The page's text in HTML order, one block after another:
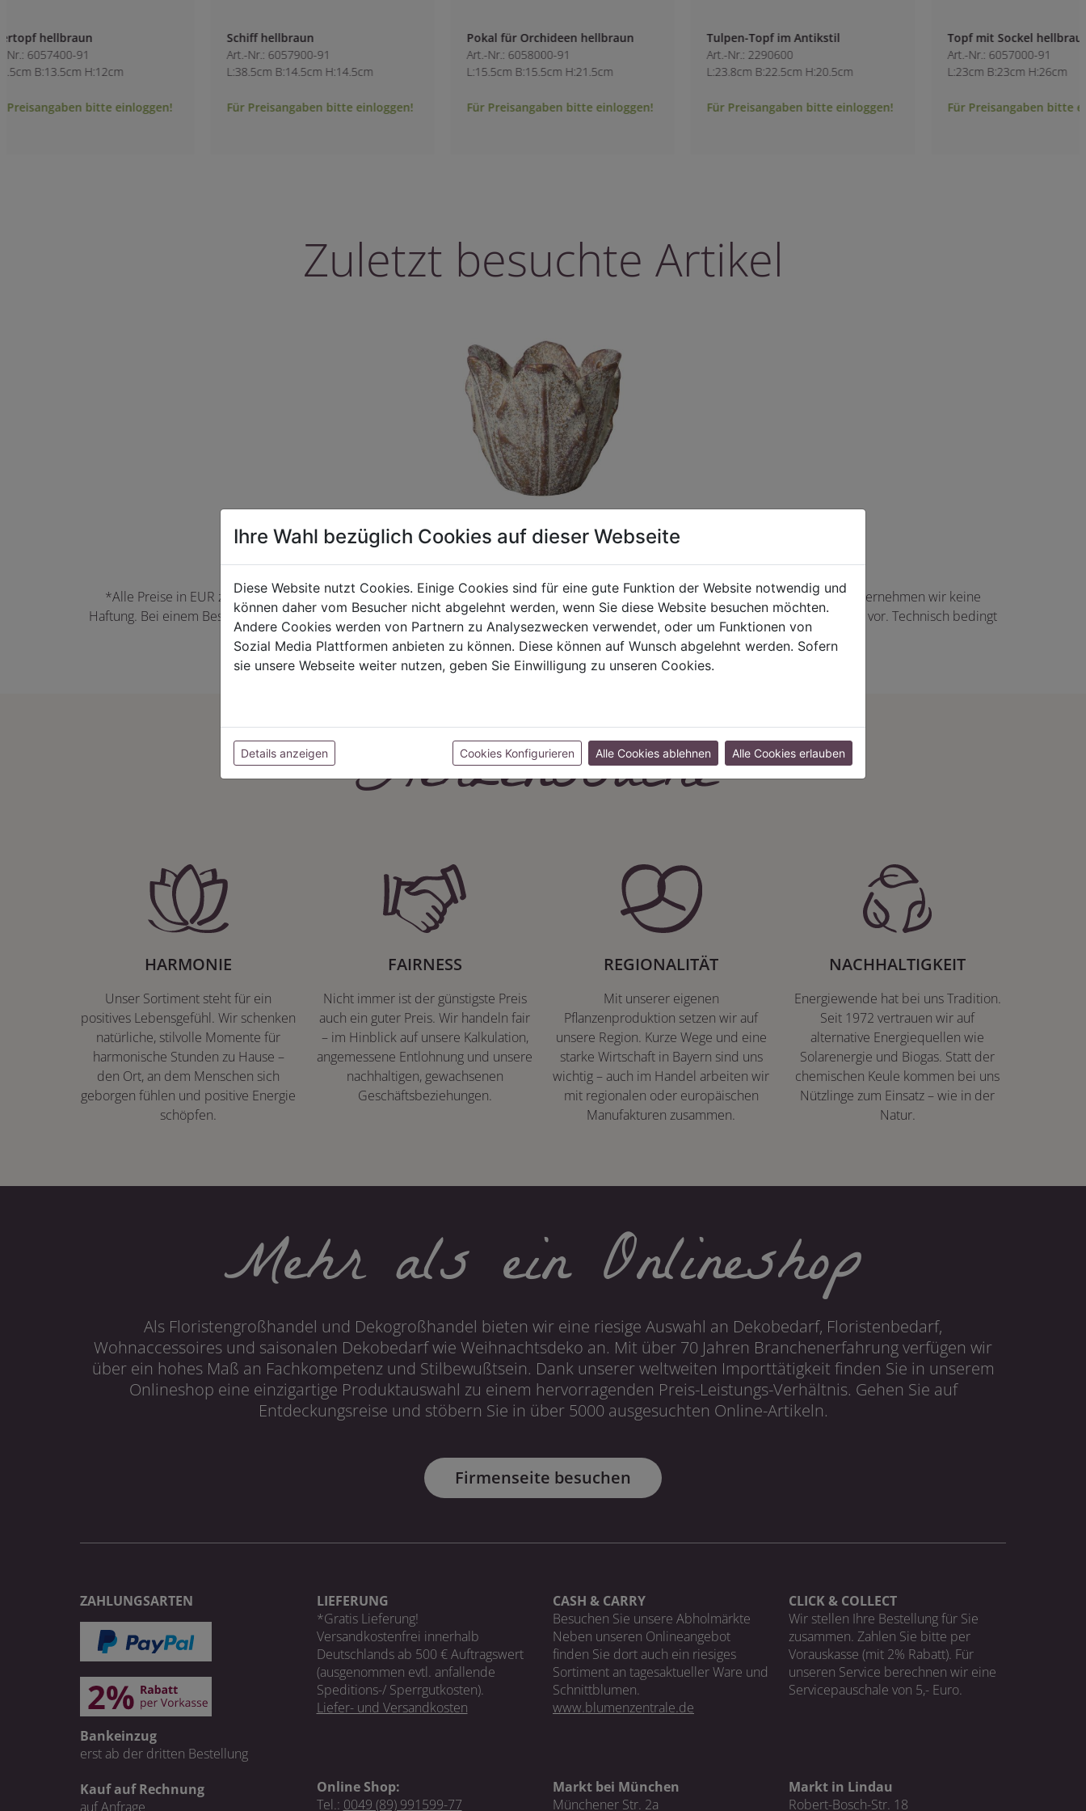
Schiff hellbraun
Art.-Nr.: 6057900-91
L:38.5cm B:14.5cm H:14.5cm
Für Preisangaben bitte einloggen!
Pokal für Orchideen hellbraun
Art.-Nr.: 6058000-91
L:15.5cm B:15.5cm H:21.5cm
Für Preisangaben bitte einloggen!
Tulpen-Topf im Antikstil
Art.-Nr.: 2290600
L:23.8cm B:22.5cm H:20.5cm
Für Preisangaben bitte einloggen!
Topf mit Sockel hellbraun
Art.-Nr.: 6057000-91
L:23cm B:23cm H:26cm
Für Preisangaben bitte einloggen!
Topf mit Sockel
Art.-Nr.: 6057200-91
L:15cm B:15cm
Für
Zuletzt besuchte Artikel
*Alle Preise in EUR zzgl. der jeweils gültigen Mehrwertsteuer und Versandkosten. Für Irrtümer und fehlerhaft angezeigte Angaben übernehmen wir keine
Haftung. Bei einem Bestellwert unter 50,00 EUR behalten wir uns die Berechnung eines Mindermengenzuschlags in Höhe von 5,00 EUR vor. Technisch bedingt
können Farbabweichungen zwischen der Bildschirmdarstellung und dem Originalartikel auftreten.
Herzenssache:
HARMONIE
Unser Sortiment steht für ein
positives Lebensgefühl. Wir schenken
natürliche, stilvolle Momente für
harmonische Stunden zu Hause –
den Ort, an dem Menschen sich
geborgen fühlen und positive Energie
schöpfen.
FAIRNESS
Nicht immer ist der günstigste Preis
auch ein guter Preis. Wir handeln fair
– im Hinblick auf unsere Kalkulation,
angemessene Entlohnung und unsere
nachhaltigen, gewachsenen
Geschäftsbeziehungen.
REGIONALITÄT
Mit unserer eigenen
Pflanzenproduktion setzen wir auf
unsere Region. Kurze Wege und eine
starke Wirtschaft in Bayern sind uns
wichtig – auch im Handel arbeiten wir
mit regionalen oder europäischen
Manufakturen zusammen.
NACHHALTIGKEIT
Energiewende hat bei uns Tradition.
Seit 1972 vertrauen wir auf
alternative Energiequellen wie
Solarenergie und Biogas. Statt der
chemischen Keule kommen bei uns
Nützlinge zum Einsatz – wie in der
Natur.
Mehr als ein Onlineshop
Als Floristengroßhandel und Dekogroßhandel bieten wir eine riesige Auswahl an Dekobedarf, Floristenbedarf,
Wohnaccessoires und saisonalen Dekobedarf wie Weihnachtsdeko an. Mit über 70 Jahren Branchenerfahrung verfügen wir
über ein hohes Maß an Fachkompetenz und Stilbewußtsein. Dank unserer weltweiten Importtätigkeit finden Sie in unserem
Onlineshop eine einzigartige Produktauswahl zu einem hervorragenden Preis-Leistungs-Verhältnis. Gehen Sie auf
Entdeckungsreise und stöbern Sie in über 5000 ausgesuchten Online-Artikeln.
Firmenseite besuchen
ZAHLUNGSARTEN
Bankeinzug
erst ab der dritten Bestellung
Kauf auf Rechnung
auf Anfrage
LIEFERUNG
*Gratis Lieferung!
Versandkostenfrei innerhalb
Deutschlands ab 500 € Auftragswert
(ausgenommen evtl. anfallende
Speditions-/ Sperrgutkosten).
Liefer- und Versandkosten
CASH & CARRY
Besuchen Sie unsere Abholmärkte
Neben unseren Onlineangebot
finden Sie dort auch ein riesiges
Sortiment an tagesaktueller Ware und
Schnittblumen.
www.blumenzentrale.de
CLICK & COLLECT
Wir stellen Ihre Bestellung für Sie
zusammen. Zahlen Sie bitte per
Vorauskasse (mit 2% Rabatt). Für
unseren Service berechnen wir eine
Servicepauschale von 5,- Euro.
Online Shop:
Tel.: 0049 (89) 991599-77
Markt bei München
Münchener Str. 2a
Markt in Lindau
Robert-Bosch-Str. 18
Ihre Wahl bezüglich Cookies auf dieser Webseite
Diese Website nutzt Cookies. Einige Cookies sind für eine gute Funktion der Website notwendig und
können daher vom Besucher nicht abgelehnt werden, wenn Sie diese Website besuchen möchten.
Andere Cookies werden von Partnern zu Analysezwecken verwendet, oder um Funktionen von
Sozial Media Plattformen anbieten zu können. Diese können auf Wunsch abgelehnt werden. Sofern
sie unsere Webseite weiter nutzen, geben Sie Einwilligung zu unseren Cookies.
Details anzeigen Cookies Konfigurieren Alle Cookies ablehnen Alle Cookies erlauben